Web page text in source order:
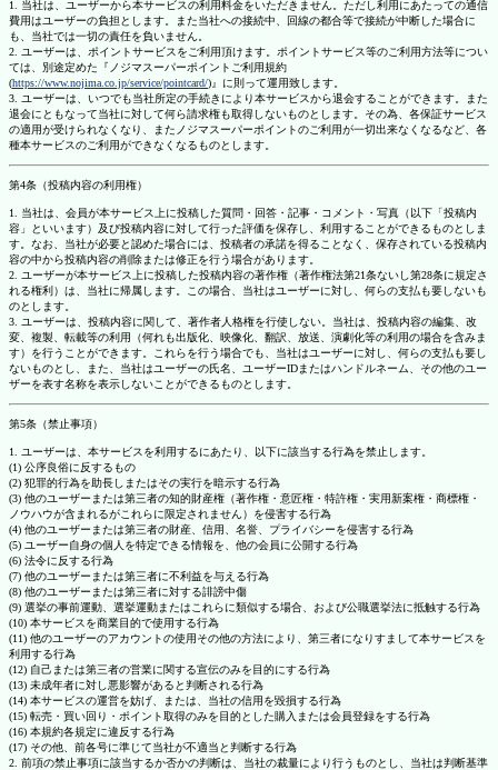
1. 当社は、ユーザーから本サービスの利用料金をいただきません。ただし利用にあたっての通信
費用はユーザーの負担とします。また当社への接続中、回線の都合等で接続が中断した場合に
も、当社では一切の責任を負いません。
2. ユーザーは、ポイントサービスをご利用頂けます。ポイントサービス等のご利用方法等につい
ては、別途定めた『ノジマスーパーポイントご利用規約
(https://www.nojima.co.jp/service/pointcard/)』に則って運用致します。
3. ユーザーは、いつでも当社所定の手続きにより本サービスから退会することができます。また
退会にともなって当社に対して何ら請求権も取得しないものとします。その為、各保証サービス
の適用が受けられなくなり、またノジマスーパーポイントのご利用が一切出来なくなるなど、各
種本サービスのご利用ができなくなるものとします。
第4条（投稿内容の利用権）
1. 当社は、会員が本サービス上に投稿した質問・回答・記事・コメント・写真（以下「投稿内
容」といいます）及び投稿内容に対して行った評価を保存し、利用することができるものとしま
す。なお、当社が必要と認めた場合には、投稿者の承諾を得ることなく、保存されている投稿内
容の中から投稿内容の削除または修正を行う場合があります。
2. ユーザーが本サービス上に投稿した投稿内容の著作権（著作権法第21条ないし第28条に規定さ
れる権利）は、当社に帰属します。この場合、当社はユーザーに対し、何らの支払も要しないも
のとします。
3. ユーザーは、投稿内容に関して、著作者人格権を行使しない。当社は、投稿内容の編集、改
変、複製、転載等の利用（何れも出版化、映像化、翻訳、放送、演劇化等の利用の場合を含みま
す）を行うことができます。これらを行う場合でも、当社はユーザーに対し、何らの支払も要し
ないものとし、また、当社はユーザーの氏名、ユーザーIDまたはハンドルネーム、その他のユー
ザーを表す名称を表示しないことができるものとします。
第5条（禁止事項）
1. ユーザーは、本サービスを利用するにあたり、以下に該当する行為を禁止します。
(1) 公序良俗に反するもの
(2) 犯罪的行為を助長しまたはその実行を暗示する行為
(3) 他のユーザーまたは第三者の知的財産権（著作権・意匠権・特許権・実用新案権・商標権・
ノウハウが含まれるがこれらに限定されません）を侵害する行為
(4) 他のユーザーまたは第三者の財産、信用、名誉、プライバシーを侵害する行為
(5) ユーザー自身の個人を特定できる情報を、他の会員に公開する行為
(6) 法令に反する行為
(7) 他のユーザーまたは第三者に不利益を与える行為
(8) 他のユーザーまたは第三者に対する誹謗中傷
(9) 選挙の事前運動、選挙運動またはこれらに類似する場合、および公職選挙法に抵触する行為
(10) 本サービスを商業目的で使用する行為
(11) 他のユーザーのアカウントの使用その他の方法により、第三者になりすまして本サービスを
利用する行為
(12) 自己または第三者の営業に関する宣伝のみを目的にする行為
(13) 未成年者に対し悪影響があると判断される行為
(14) 本サービスの運営を妨げ、または、当社の信用を毀損する行為
(15) 転売・買い回り・ポイント取得のみを目的とした購入または会員登録をする行為
(16) 本規約各規定に違反する行為
(17) その他、前各号に準じて当社が不適当と判断する行為
2. 前項の禁止事項に該当するか否かの判断は、当社の裁量により行うものとし、当社は判断基準